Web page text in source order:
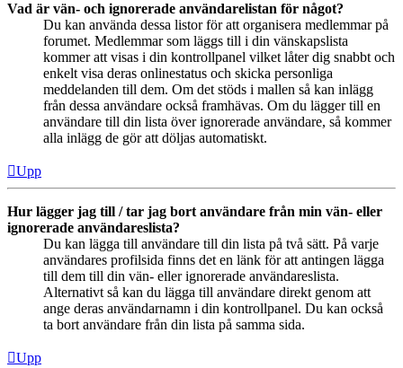
Vad är vän- och ignorerade användarelistan för något?
Du kan använda dessa listor för att organisera medlemmar på
forumet. Medlemmar som läggs till i din vänskapslista
kommer att visas i din kontrollpanel vilket låter dig snabbt och
enkelt visa deras onlinestatus och skicka personliga
meddelanden till dem. Om det stöds i mallen så kan inlägg
från dessa användare också framhävas. Om du lägger till en
användare till din lista över ignorerade användare, så kommer
alla inlägg de gör att döljas automatiskt.
Upp
Hur lägger jag till / tar jag bort användare från min vän- eller
ignorerade användareslista?
Du kan lägga till användare till din lista på två sätt. På varje
användares profilsida finns det en länk för att antingen lägga
till dem till din vän- eller ignorerade användareslista.
Alternativt så kan du lägga till användare direkt genom att
ange deras användarnamn i din kontrollpanel. Du kan också
ta bort användare från din lista på samma sida.
Upp